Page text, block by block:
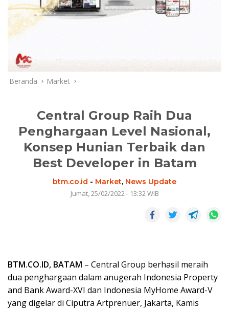
Beranda Market
Central Group Raih Dua
Penghargaan Level Nasional,
Konsep Hunian Terbaik dan
Best Developer in Batam
btm.co.id - Market, News Update
Jumat, 25/02/2022 - 13:32 WIB
BTM.CO.ID, BATAM – Central Group berhasil meraih
dua penghargaan dalam anugerah Indonesia Property
and Bank Award-XVI dan Indonesia MyHome Award-V
yang digelar di Ciputra Artprenuer, Jakarta, Kamis